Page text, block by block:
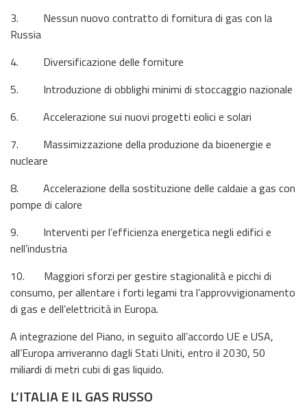
3. Nessun nuovo contratto di fornitura di gas con la
Russia
4. Diversificazione delle forniture
5. Introduzione di obblighi minimi di stoccaggio nazionale
6. Accelerazione sui nuovi progetti eolici e solari
7. Massimizzazione della produzione da bioenergie e
nucleare
8. Accelerazione della sostituzione delle caldaie a gas con
pompe di calore
9. Interventi per l’efficienza energetica negli edifici e
nell’industria
10. Maggiori sforzi per gestire stagionalità e picchi di
consumo, per allentare i forti legami tra l’approvvigionamento
di gas e dell’elettricità in Europa.
A integrazione del Piano, in seguito all’accordo UE e USA,
all’Europa arriveranno dagli Stati Uniti, entro il 2030, 50
miliardi di metri cubi di gas liquido.
L’ITALIA E IL GAS RUSSO